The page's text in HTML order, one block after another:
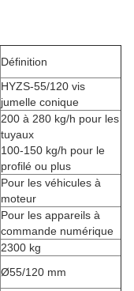
Définition
HYZS-55/120 vis
jumelle conique
200 à 280 kg/h pour les
tuyaux
100-150 kg/h pour le
profilé ou plus
Pour les véhicules à
moteur
Pour les appareils à
commande numérique
2300 kg
Ø55/120 mm